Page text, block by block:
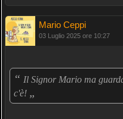
Mario Ceppi
03 Luglio 2025 ore 10:27
“ Il Signor Mario ma
c'è! „